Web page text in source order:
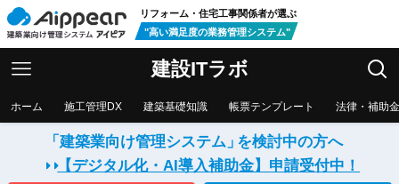
リフォーム・住宅工事関係者が選ぶ
"高い満足度の業務管理システム"
建設ITラボ
ホーム 施工管理DX 建築基礎知識 帳票テンプレート 法律・補助金
「建築業向け管理システム」を検討中の方へ
【デジタル化・AI導入補助金】申請受付中！